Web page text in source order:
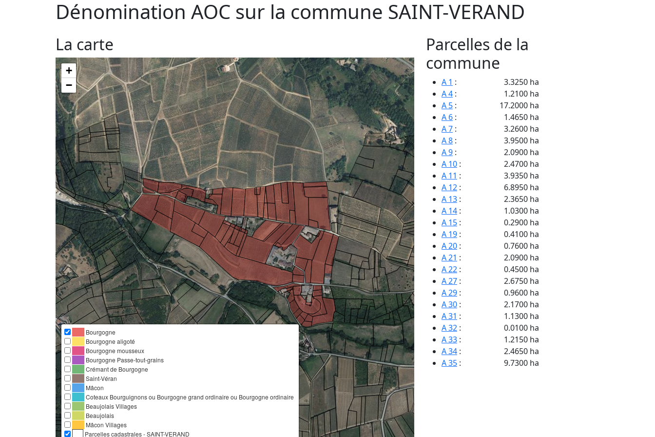
Dénomination AOC sur la commune SAINT-VERAND
La carte
+
−
Bourgogne
Bourgogne aligoté
Bourgogne mousseux
Bourgogne Passe-tout-grains
Crémant de Bourgogne
Saint-Véran
Mâcon
Coteaux Bourguignons ou Bourgogne grand ordinaire ou Bourgogne ordinaire
Beaujolais Villages
Beaujolais
Mâcon Villages
Parcelles cadastrales - SAINT-VERAND
Parcelles de la
commune
A 1 :
3.3250 ha
A 4 :
1.2100 ha
A 5 :
17.2000 ha
A 6 :
1.4650 ha
A 7 :
3.2600 ha
A 8 :
3.9500 ha
A 9 :
2.0900 ha
A 10 :
2.4700 ha
A 11 :
3.9350 ha
A 12 :
6.8950 ha
A 13 :
2.3650 ha
A 14 :
1.0300 ha
A 15 :
0.2900 ha
A 19 :
0.4100 ha
A 20 :
0.7600 ha
A 21 :
2.0900 ha
A 22 :
0.4500 ha
A 27 :
2.6750 ha
A 29 :
0.9600 ha
A 30 :
2.1700 ha
A 31 :
1.1300 ha
A 32 :
0.0100 ha
A 33 :
1.2150 ha
A 34 :
2.4650 ha
A 35 :
9.7300 ha